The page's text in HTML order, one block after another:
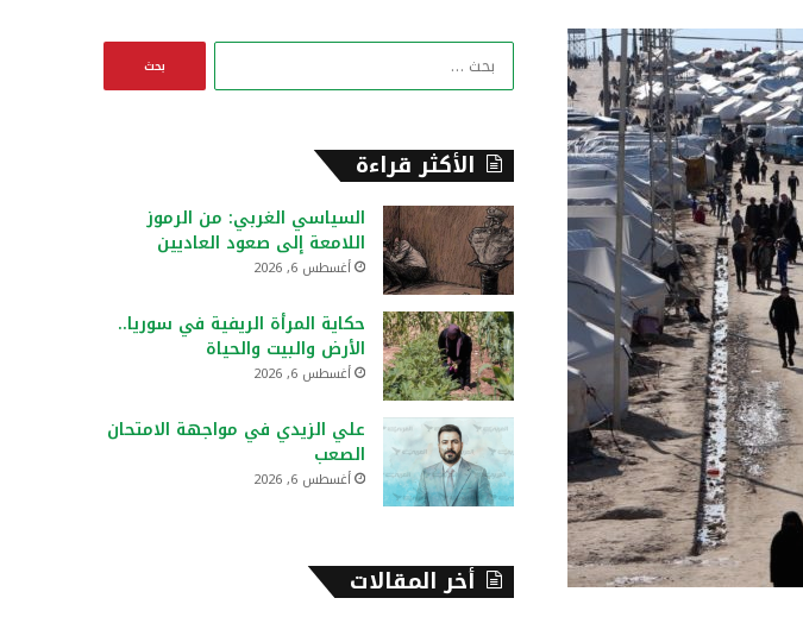
ا
:
الأكثر قراءة
السياسي الغربي: من الرموز
اللامعة إلى صعود العاديين
أغسطس 6, 2026
حكاية المرأة الريفية في سوريا..
الأرض والبيت والحياة
أغسطس 6, 2026
علي الزيدي في مواجهة الامتحان
الصعب
أغسطس 6, 2026
أخر المقالات